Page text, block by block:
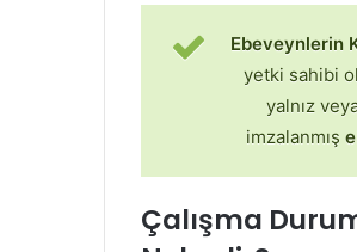
Ebeveynlerin
yetki sahibi
yalnız
imzalanmış
Çalışma